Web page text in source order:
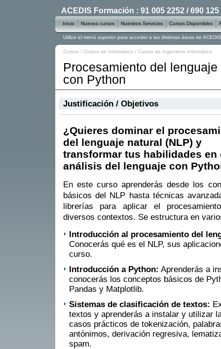
Cursos / Cursos de Informática / Cursos de Ingeniería Informática
Procesamiento del
con Python
Justificación / Objetivos
¿Quieres dominar el
del lenguaje natural (NLP) y
transformar tus habilidades en
análisis del lenguaje con
En este curso aprenderás desde los
básicos del NLP hasta técnicas
librerías para aplicar el
diversos contextos. Se estructura en
Introducción al procesamiento del
Conocerás qué es el NLP, sus
curso.
Introducción a Python: Aprenderás a
conocerás los conceptos básicos de
Pandas y Matplotlib.
Sistemas de clasificación de textos:
textos y aprenderás a instalar y utilizar
casos prácticos de tokenización,
antónimos, derivación regresiva,
spam.
ACEDIS Formación : 91 005 2252 / 690 125
Inicio Nuevos cursos Nuestros Servicios Cursos Disponibles
Utilice el menú superior para acceder a las distintas áreas de